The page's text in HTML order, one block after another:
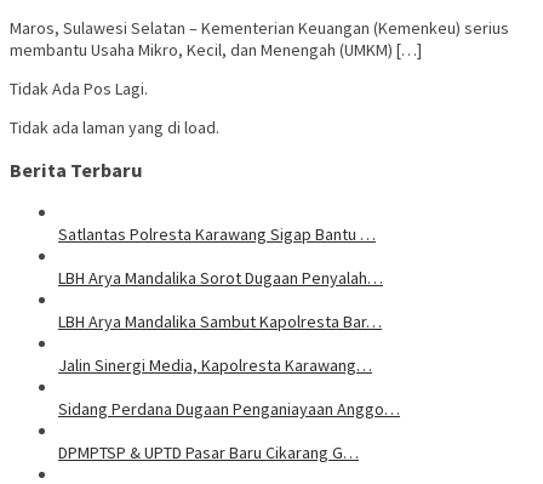
Maros, Sulawesi Selatan – Kementerian Keuangan (Kemenkeu) serius
membantu Usaha Mikro, Kecil, dan Menengah (UMKM) […]
Tidak Ada Pos Lagi.
Tidak ada laman yang di load.
Berita Terbaru
Satlantas Polresta Karawang Sigap Bantu …
LBH Arya Mandalika Sorot Dugaan Penyalah…
LBH Arya Mandalika Sambut Kapolresta Bar…
Jalin Sinergi Media, Kapolresta Karawang…
Sidang Perdana Dugaan Penganiayaan Anggo…
DPMPTSP & UPTD Pasar Baru Cikarang G…